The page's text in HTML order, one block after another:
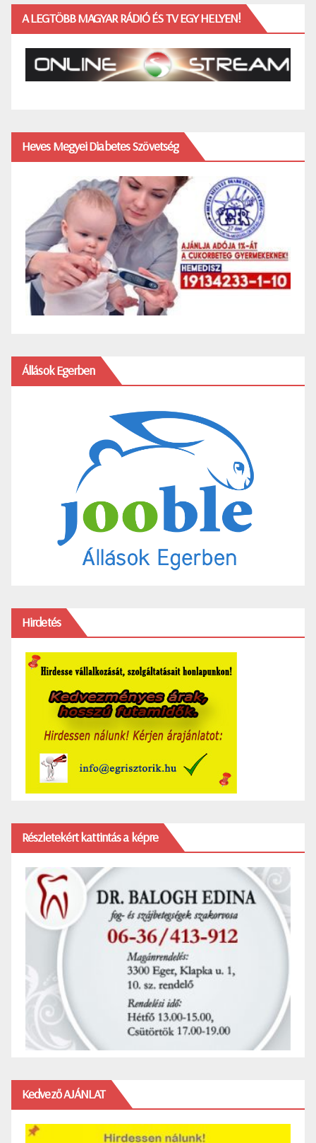
A LEGTÖBB MAGYAR RÁDIÓ ÉS TV EGY HELYEN!
Heves Megyei Diabetes Szövetség
Állások Egerben
Hirdetés
Részletekért kattintás a képre
Kedvező AJÁNLAT